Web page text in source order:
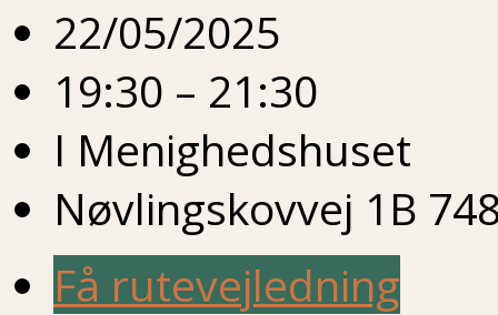
22/05/2025
19:30 – 21:30
I Menighedshuset
Nøvlingskovvej 1B
Få rutevejledning